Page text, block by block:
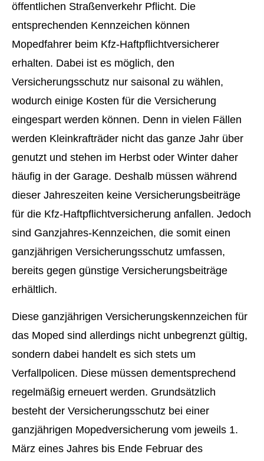
öffentlichen Straßenverkehr Pflicht. Die
entsprechenden Kenn­zeichen können
Mopedfahrer beim Kfz-Haft­pflichtversicherer
erhalten. Dabei ist es möglich, den
Versicherungsschutz nur saisonal zu wählen,
wodurch einige Kosten für die Versicherung
eingespart werden können. Denn in vielen Fällen
werden Kleinkrafträder nicht das ganze Jahr über
genutzt und stehen im Herbst oder Winter daher
häufig in der Garage. Deshalb müssen während
dieser Jahreszeiten keine Versicherungsbeiträge
für die Kfz-Haft­pflichtversicherung anfallen. Jedoch
sind Ganzjahres-Kenn­zeichen, die somit einen
ganzjährigen Versicherungsschutz umfassen,
bereits gegen günstige Versicherungsbeiträge
erhältlich.
Diese ganzjährigen Versicherungskennzeichen für
das Moped sind allerdings nicht unbegrenzt gültig,
sondern dabei handelt es sich stets um
Verfallpolicen. Diese müssen dementsprechend
regelmäßig erneuert werden. Grundsätzlich
besteht der Versicherungsschutz bei einer
ganzjährigen Mopedversicherung vom jeweils 1.
März eines Jahres bis Ende Februar des